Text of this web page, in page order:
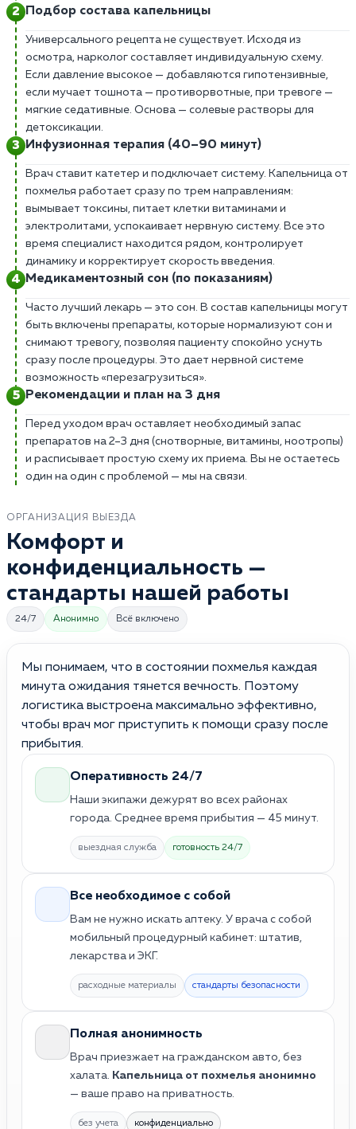
Подбор состава капельницы
Универсального рецепта не существует. Исходя из
осмотра, нарколог составляет индивидуальную схему.
Если давление высокое — добавляются гипотензивные,
если мучает тошнота — противорвотные, при тревоге —
мягкие седативные. Основа — солевые растворы для
детоксикации.
Инфузионная терапия (40–90 минут)
Врач ставит катетер и подключает систему. Капельница от
похмелья работает сразу по трем направлениям:
вымывает токсины, питает клетки витаминами и
электролитами, успокаивает нервную систему. Все это
время специалист находится рядом, контролирует
динамику и корректирует скорость введения.
Медикаментозный сон (по показаниям)
Часто лучший лекарь — это сон. В состав капельницы могут
быть включены препараты, которые нормализуют сон и
снимают тревогу, позволяя пациенту спокойно уснуть
сразу после процедуры. Это дает нервной системе
возможность «перезагрузиться».
Рекомендации и план на 3 дня
Перед уходом врач оставляет необходимый запас
препаратов на 2–3 дня (снотворные, витамины, ноотропы)
и расписывает простую схему их приема. Вы не остаетесь
один на один с проблемой — мы на связи.
ОРГАНИЗАЦИЯ ВЫЕЗДА
Комфорт и
конфиденциальность —
стандарты нашей работы
24/7 Анонимно Всё включено
Мы понимаем, что в состоянии похмелья каждая
минута ожидания тянется вечность. Поэтому
логистика выстроена максимально эффективно,
чтобы врач мог приступить к помощи сразу после
прибытия.
Оперативность 24/7
Наши экипажи дежурят во всех районах
города. Среднее время прибытия — 45 минут.
выездная служба готовность 24/7
Все необходимое с собой
Вам не нужно искать аптеку. У врача с собой
мобильный процедурный кабинет: штатив,
лекарства и ЭКГ.
расходные материалы стандарты безопасности
Полная анонимность
Врач приезжает на гражданском авто, без
халата. Капельница от похмелья анонимно
— ваше право на приватность.
без учета конфиденциально